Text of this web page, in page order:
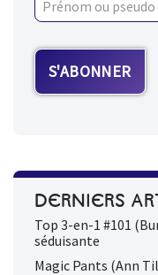
DERNIERS
Top 3-en-1 #101
séduisante
Magic Pants (Ann